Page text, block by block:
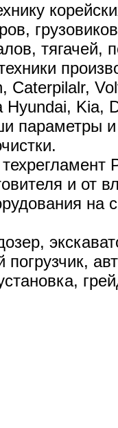
тягачей,
Caterpilalr,
Hyundai, Kia,
параметры
техрегламент
и от
на